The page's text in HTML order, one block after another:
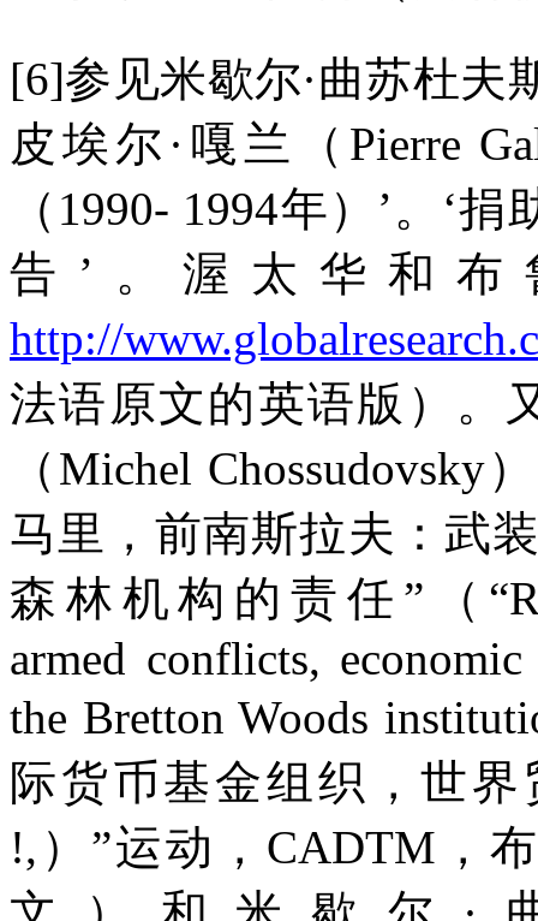
[6]参见米歇尔·曲苏杜夫
皮埃尔·嘎兰（ Pierre
（ 1990- 1994年）’。‘捐
告’。渥太华和
http://
法语原文的英语版）。
（ Michel Chossudovsky
马里，前南斯拉夫：武
森林机构的责任 ” （
armed conflicts,
the Bretton Woods
际货币基金组织，世
!, ）”运动， CADTM ，